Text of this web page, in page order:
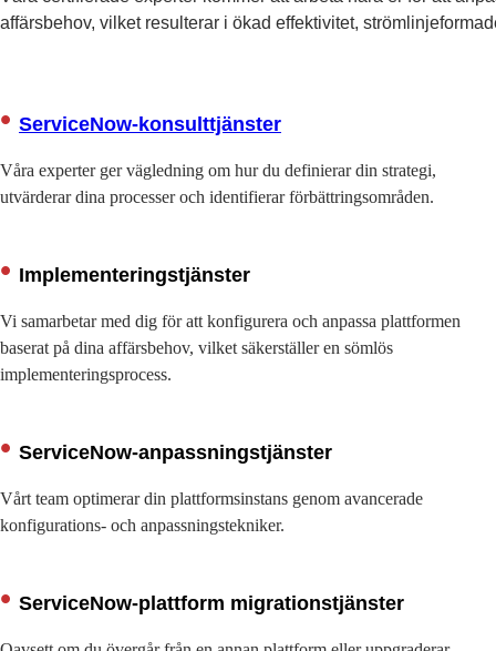
affärsbehov, vilket resulterar i ökad effektivitet,
ServiceNow-konsulttjänster
Våra experter ger vägledning om hur du definierar din strategi,
utvärderar dina processer och identifierar förbättringsområden.
Implementeringstjänster
Vi samarbetar med dig för att konfigurera och anpassa plattformen
baserat på dina affärsbehov, vilket säkerställer en sömlös
implementeringsprocess.
ServiceNow-anpassningstjänster
Vårt team optimerar din plattformsinstans genom avancerade
konfigurations- och anpassningstekniker.
ServiceNow-plattform migrationstjänster